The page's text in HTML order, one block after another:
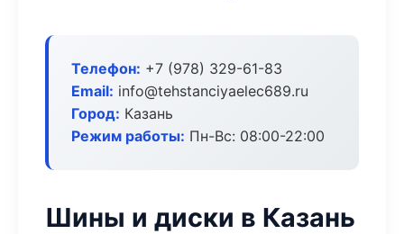
Телефон: +7 (978) 329-61-83
Email: info@tehstanciyaelec689.ru
Город: Казань
Режим работы: Пн-Вс: 08:00-22:00
Шины и диски в Казань